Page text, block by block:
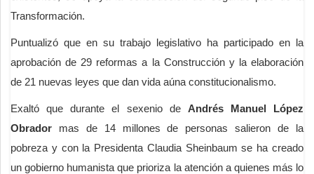
Transformación.
Puntualizó que en su trabajo legislativo ha participado en la
aprobación de 29 reformas a la Construcción y la elaboración
de 21 nuevas leyes que dan vida aúna constitucionalismo.
Exaltó que durante el sexenio de Andrés Manuel López
Obrador mas de 14 millones de personas salieron de la
pobreza y con la Presidenta Claudia Sheinbaum se ha creado
un gobierno humanista que prioriza la atención a quienes más lo